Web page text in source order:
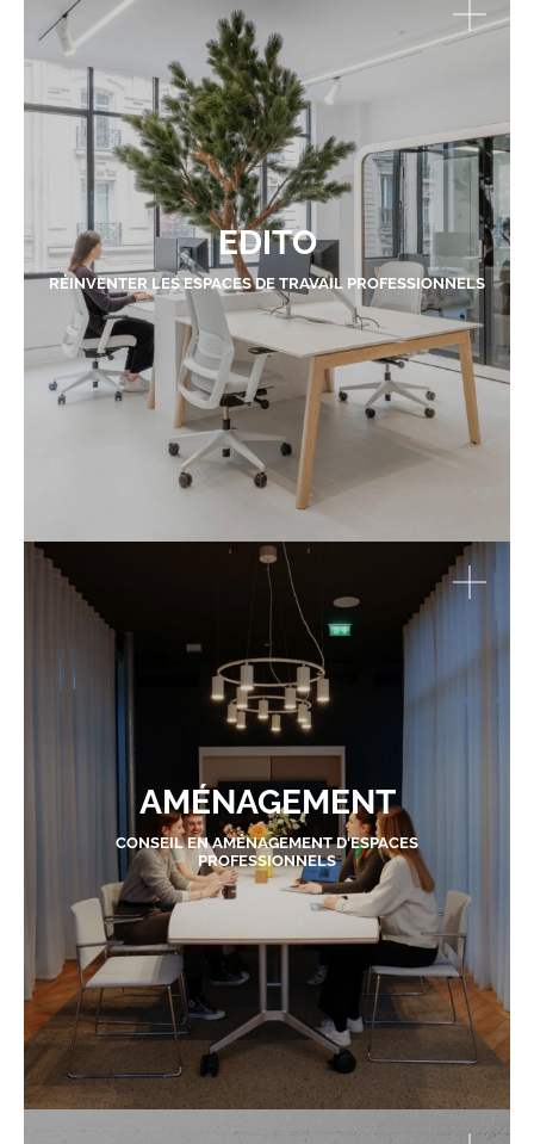
EDITO
RÉINVENTER LES ESPACES DE TRAVAIL PROFESSIONNELS
AMÉNAGEMENT
CONSEIL EN AMÉNAGEMENT D'ESPACES
PROFESSIONNELS